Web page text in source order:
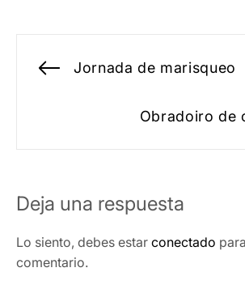
Navegación
Entrada
Jornada de marisqueo
Obradoiro de
Deja una respuesta
Lo siento, debes estar conectado
comentario.